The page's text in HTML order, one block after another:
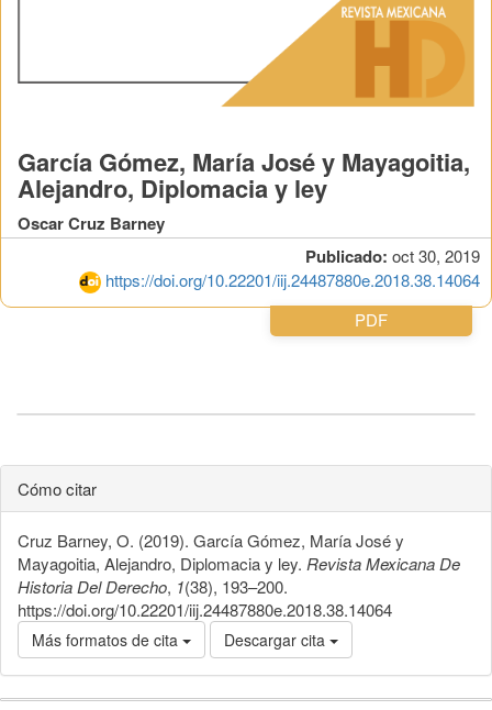
Publicado: oct 30, 2019
https://doi.org/10.22201/iij.24487880e.2018.38.14064
García Gómez, María José y Mayagoitia,
Alejandro, Diplomacia y ley
Oscar Cruz Barney
PDF
Cómo citar
Cruz Barney, O. (2019). García Gómez, María José y
Mayagoitia, Alejandro, Diplomacia y ley. Revista Mexicana De
Historia Del Derecho, 1(38), 193–200.
https://doi.org/10.22201/iij.24487880e.2018.38.14064
Más formatos de cita Descargar cita